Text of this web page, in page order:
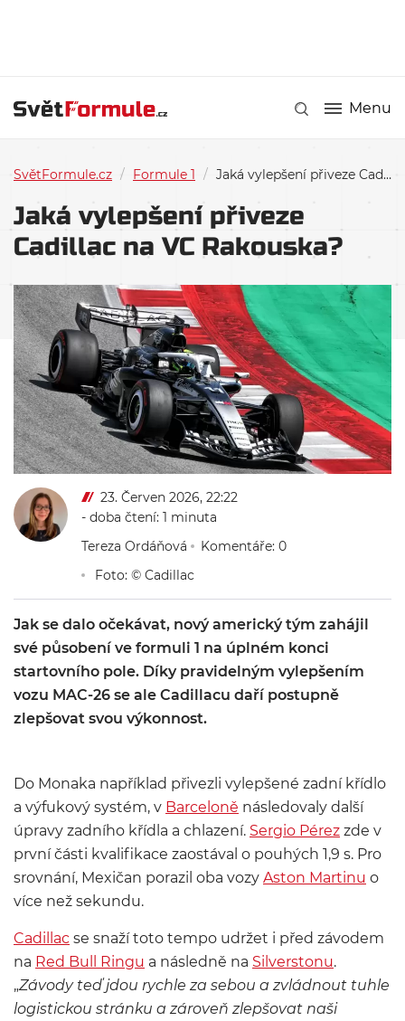
Menu
SvětFormule.cz / Formule 1 / Jaká vylepšení přiveze Cadillac na VC Rakouska?
Jaká vylepšení přiveze
Cadillac na VC Rakouska?
23. Červen 2026, 22:22
- doba čtení: 1 minuta
Tereza Ordáňová
Komentáře: 0
Foto: © Cadillac
Jak se dalo očekávat, nový americký tým zahájil
své působení ve formuli 1 na úplném konci
startovního pole. Díky pravidelným vylepšením
vozu MAC-26 se ale Cadillacu daří postupně
zlepšovat svou výkonnost.
Do Monaka například přivezli vylepšené zadní křídlo
a výfukový systém, v Barceloně následovaly další
úpravy zadního křídla a chlazení. Sergio Pérez zde v
první části kvalifikace zaostával o pouhých 1,9 s. Pro
srovnání, Mexičan porazil oba vozy Aston Martinu o
více než sekundu.
Cadillac se snaží toto tempo udržet i před závodem
na Red Bull Ringu a následně na Silverstonu.
„Závody teď jdou rychle za sebou a zvládnout tuhle
logistickou stránku a zároveň zlepšovat naši